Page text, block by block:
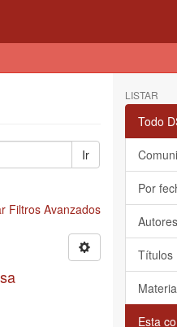
Ir
Filtros Avanzados
LISTAR
Todo
Por
Autores
Títulos
Esta